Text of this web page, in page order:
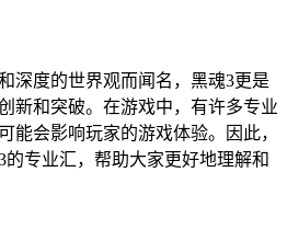
深度的世界观而闻名，黑魂3更是
新和突破。在游戏中，有许多专业
能会影响玩家的游戏体验。因此，
专业汇，帮助大家更好地理解和